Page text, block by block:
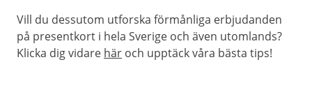
Vill du dessutom utforska förmånliga erbjudanden
på presentkort i hela Sverige och även utomlands?
Klicka dig vidare här och upptäck våra bästa tips!